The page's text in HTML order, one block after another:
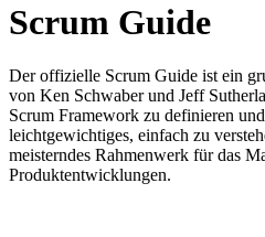
Scrum Guide
Der offizielle Scrum Guide ist ein
von Ken Schwaber und Jeff
Scrum Framework zu definieren
leichtgewichtiges, einfach zu
meisterndes Rahmenwerk für das
Produktentwicklungen.